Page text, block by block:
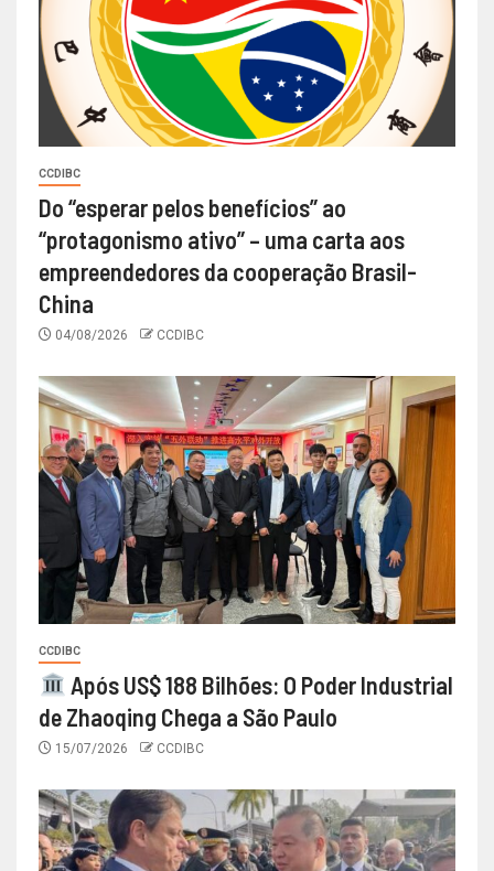
CCDIBC
Do “esperar pelos benefícios” ao
“protagonismo ativo” – uma carta aos
empreendedores da cooperação Brasil-
China
04/08/2026 CCDIBC
CCDIBC
Após US$ 188 Bilhões: O Poder Industrial
de Zhaoqing Chega a São Paulo
15/07/2026 CCDIBC